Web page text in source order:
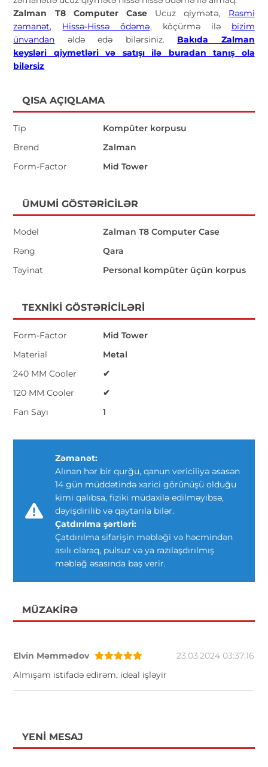
Zalman T8 Computer Case Ucuz qiymətə, Rəsmi
zəmanət, Hissə-Hissə ödəmə, köçürmə ilə bizim
ünvandan əldə edə bilərsiniz. Bakıda Zalman
keysləri qiymetləri və satışı ilə buradan tanış ola
bilərsiz
QISA AÇIQLAMA
Tip
Kompüter korpusu
Brend
Zalman
Form-Factor
Mid Tower
ÜMUMI GÖSTƏRICILƏR
Model
Zalman T8 Computer Case
Rəng
Qara
Təyinat
Personal kompüter üçün korpus
TEXNIKI GÖSTƏRICILƏRI
Form-Factor
Mid Tower
Material
Metal
240 MM Cooler
✔
120 MM Cooler
✔
Fan Sayı
1
Zəmanət:
Alınan hər bir qurğu, qanun vericiliyə əsasən
14 gün müddətində xarici görünüşü olduğu
kimi qalıbsa, fiziki müdaxilə edilməyibsə,
dəyişdirilib və qaytarıla bilər.
Çatdırılma şərtləri:
Çatdırılma sifarişin məbləği və həcmindən
asılı olaraq, pulsuz və ya razılaşdırılmış
məbləğ əsasında baş verir.
MÜZAKIRƏ
Elvin Məmmədov
23.03.2024 03:37:16
Almışam istifadə edirəm, ideal işləyir
YENI MESAJ